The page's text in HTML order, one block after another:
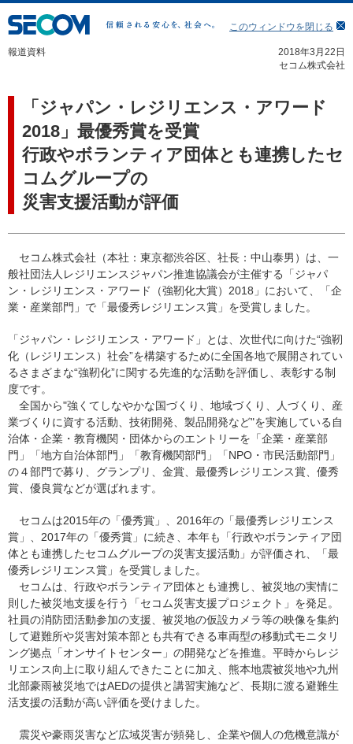
このウィンドウを閉じる
報道資料
2018年3月22日
セコム株式会社
「ジャパン・レジリエンス・アワード
2018」最優秀賞を受賞
行政やボランティア団体とも連携したセ
コムグループの
災害支援活動が評価
セコム株式会社（本社：東京都渋谷区、社長：中山泰男）は、一
般社団法人レジリエンスジャパン推進協議会が主催する「ジャパ
ン・レジリエンス・アワード（強靭化大賞）2018」において、「企
業・産業部門」で「最優秀レジリエンス賞」を受賞しました。
「ジャパン・レジリエンス・アワード」とは、次世代に向けた“強靭
化（レジリエンス）社会”を構築するために全国各地で展開されてい
るさまざまな“強靭化”に関する先進的な活動を評価し、表彰する制
度です。
全国から"強くてしなやかな国づくり、地域づくり、人づくり、産
業づくりに資する活動、技術開発、製品開発など"を実施している自
治体・企業・教育機関・団体からのエントリーを「企業・産業部
門」「地方自治体部門」「教育機関部門」「NPO・市民活動部門」
の４部門で募り、グランプリ、金賞、最優秀レジリエンス賞、優秀
賞、優良賞などが選ばれます。
セコムは2015年の「優秀賞」、2016年の「最優秀レジリエンス
賞」、2017年の「優秀賞」に続き、本年も「行政やボランティア団
体とも連携したセコムグループの災害支援活動」が評価され、「最
優秀レジリエンス賞」を受賞しました。
セコムは、行政やボランティア団体とも連携し、被災地の実情に
則した被災地支援を行う「セコム災害支援プロジェクト」を発足。
社員の消防団活動参加の支援、被災地の仮設カメラ等の映像を集約
して避難所や災害対策本部とも共有できる車両型の移動式モニタリ
ング拠点「オンサイトセンター」の開発などを推進。平時からレジ
リエンス向上に取り組んできたことに加え、熊本地震被災地や九州
北部豪雨被災地ではAEDの提供と講習実施など、長期に渡る避難生
活支援の活動が高い評価を受けました。
震災や豪雨災害など広域災害が頻発し、企業や個人の危機意識が